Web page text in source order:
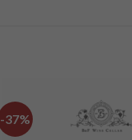
-37%